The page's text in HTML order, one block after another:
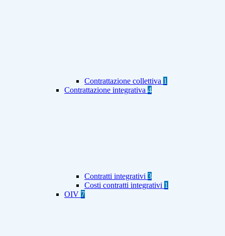
Contrattazione collettiva 1
Contrattazione integrativa 4
Contratti integrativi 3
Costi contratti integrativi 1
OIV 7